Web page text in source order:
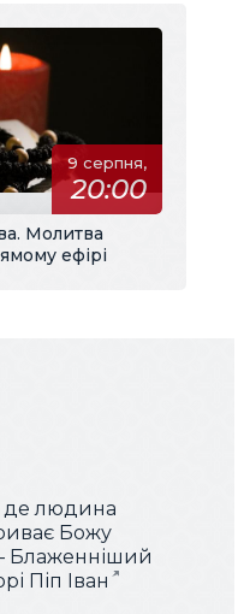
9 серпня,
20:00
Молитва
ефірі
де людина
Божу
Блаженніший
Піп Іван